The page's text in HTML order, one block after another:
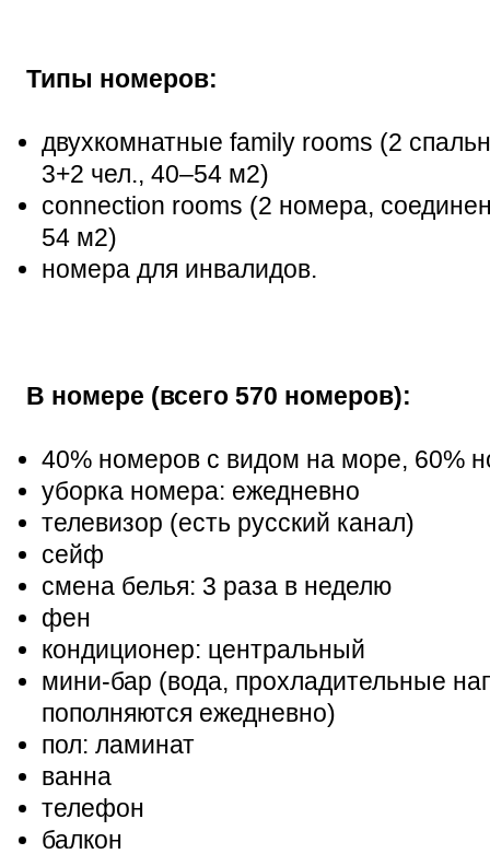
Типы номеров:
двухкомнатные family rooms (2
3+2 чел., 40–54 м2)
connection rooms (2 номера,
54 м2)
номера для инвалидов.
В номере (всего 570 номеров):
40% номеров с видом на море, 60%
уборка номера: ежедневно
телевизор (есть русский канал)
сейф
смена белья: 3 раза в неделю
фен
кондиционер: центральный
мини-бар (вода, прохладительные
пополняются ежедневно)
пол: ламинат
ванна
телефон
балкон